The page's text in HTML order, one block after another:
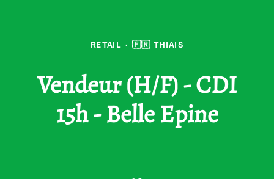
RETAIL · 🇫🇷 THIAIS
Vendeur (H/F) - CDI
15h - Belle Epine